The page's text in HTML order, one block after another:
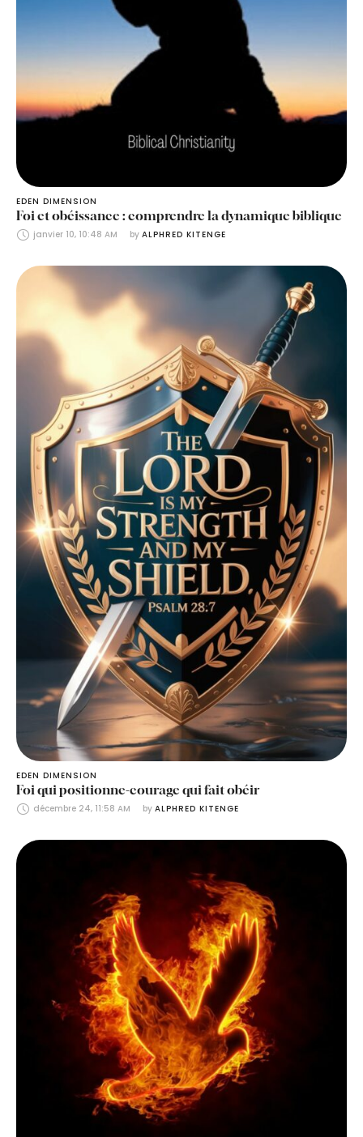
EDEN DIMENSION
Foi et obéissance : comprendre la dynamique biblique
janvier 10, 10:48 AM by ALPHRED KITENGE
EDEN DIMENSION
Foi qui positionne-courage qui fait obéir
décembre 24, 11:58 AM by ALPHRED KITENGE